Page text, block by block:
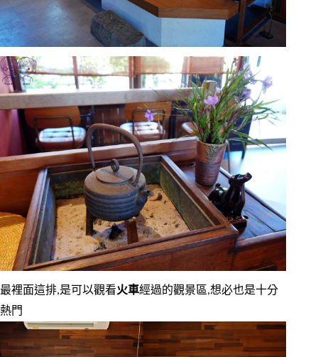
最裡面這排,是可以觀看火車經過的觀景區,想必也是十分
熱門